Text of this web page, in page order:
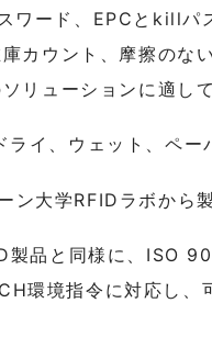
ワード、EPCとkillパ
カウント、摩擦のな
リューションに適して
イ、ウェット、ペー
ン大学RFIDラボから
品と同様に、ISO
環境指令に対応し